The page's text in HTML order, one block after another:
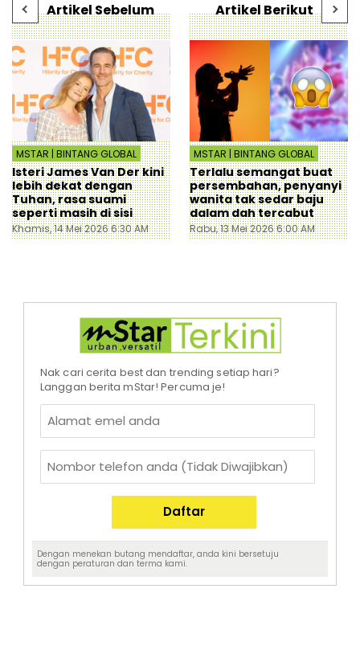
Artikel Sebelum
MSTAR | BINTANG GLOBAL
Isteri James Van Der kini
lebih dekat dengan
Tuhan, rasa suami
seperti masih di sisi
Khamis, 14 Mei 2026 6:30 AM
Artikel Berikut
MSTAR | BINTANG GLOBAL
Terlalu semangat buat
persembahan, penyanyi
wanita tak sedar baju
dalam dah tercabut
Rabu, 13 Mei 2026 6:00 AM
Nak cari cerita best dan trending setiap hari?
Langgan berita mStar! Percuma je!
Dengan menekan butang mendaftar, anda kini bersetuju
dengan peraturan dan terma kami.